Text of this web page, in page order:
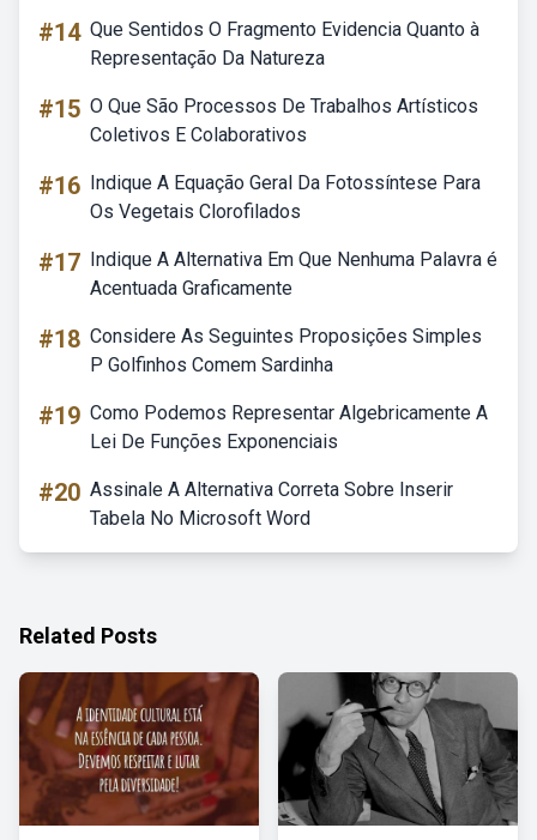
#14 Que Sentidos O Fragmento Evidencia Quanto à
Representação Da Natureza
#15 O Que São Processos De Trabalhos Artísticos
Coletivos E Colaborativos
#16 Indique A Equação Geral Da Fotossíntese Para
Os Vegetais Clorofilados
#17 Indique A Alternativa Em Que Nenhuma Palavra é
Acentuada Graficamente
#18 Considere As Seguintes Proposições Simples
P Golfinhos Comem Sardinha
#19 Como Podemos Representar Algebricamente A
Lei De Funções Exponenciais
#20 Assinale A Alternativa Correta Sobre Inserir
Tabela No Microsoft Word
Related Posts